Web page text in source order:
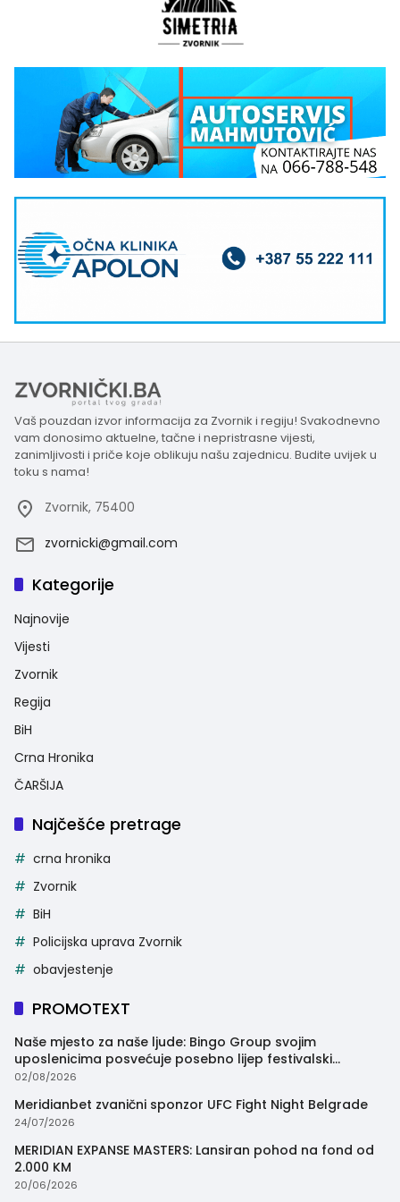
Vaš pouzdan izvor informacija za Zvornik i regiju! Svakodnevno
vam donosimo aktuelne, tačne i nepristrasne vijesti,
zanimljivosti i priče koje oblikuju našu zajednicu. Budite uvijek u
toku s nama!
Zvornik, 75400
zvornicki@gmail.com
Kategorije
Najnovije
Vijesti
Zvornik
Regija
BiH
Crna Hronika
ČARŠIJA
Najčešće pretrage
crna hronika
Zvornik
BiH
Policijska uprava Zvornik
obavjestenje
PROMOTEXT
Naše mjesto za naše ljude: Bingo Group svojim
uposlenicima posvećuje posebno lijep festivalski
trenutak
02/08/2026
Meridianbet zvanični sponzor UFC Fight Night Belgrade
24/07/2026
MERIDIAN EXPANSE MASTERS: Lansiran pohod na fond od
2.000 KM
20/06/2026